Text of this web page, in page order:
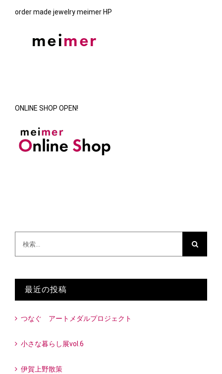
order made jewelry meimer HP
ONLINE SHOP OPEN!
最近の投稿
つなぐ アートメダルプロジェクト
小さな暮らし展vol.6
伊賀上野散策